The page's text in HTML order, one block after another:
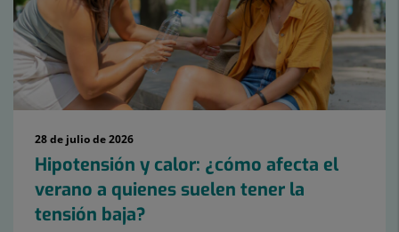
28 de julio de 2026
Hipotensión y calor: ¿cómo afecta el
verano a quienes suelen tener la
tensión baja?